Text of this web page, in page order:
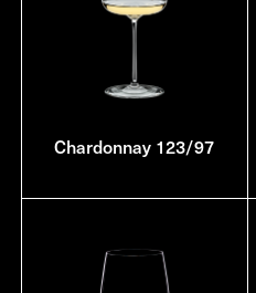
Chardonnay 123/97